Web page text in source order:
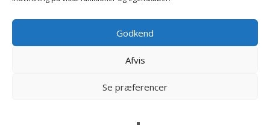
Godkend
Afvis
Se præferencer
Relaterede varer